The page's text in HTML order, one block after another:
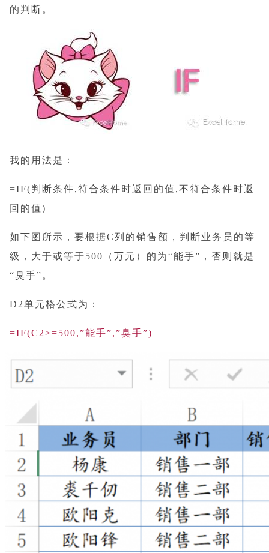
的判断。
我的用法是：
=IF(判断条件,符合条件时返回的值,不符合条件时返
回的值)
如下图所示，要根据C列的销售额，判断业务员的等
级，大于或等于500（万元）的为“能手”，否则就是
“臭手”。
D2单元格公式为：
=IF(C2>=500,”能手”,”臭手”)